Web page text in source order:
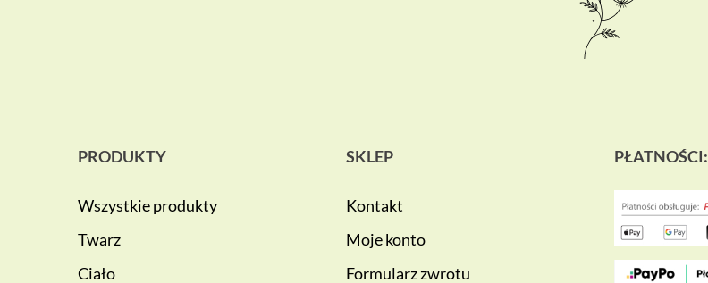
PRODUKTY
Wszystkie produkty
Twarz
Ciało
SKLEP
Kontakt
Moje konto
Formularz zwrotu
PŁATNOŚCI: